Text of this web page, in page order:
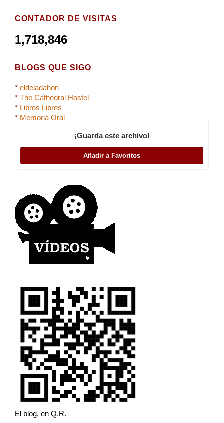
CONTADOR DE VISITAS
1,718,846
BLOGS QUE SIGO
* eldeladahon
* The Cathedral Hostel
* Libros Libres
* Memoria Oral
¡Guarda este archivo!
Añadir a Favoritos
El blog, en Q.R.